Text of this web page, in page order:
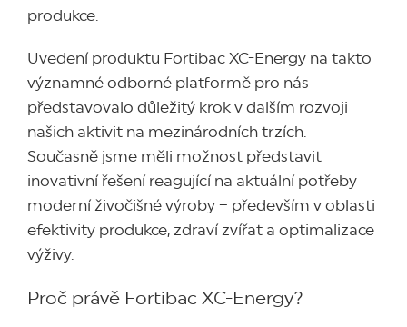
produkce.
Uvedení produktu Fortibac XC-Energy na takto
významné odborné platformě pro nás
představovalo důležitý krok v dalším rozvoji
našich aktivit na mezinárodních trzích.
Současně jsme měli možnost představit
inovativní řešení reagující na aktuální potřeby
moderní živočišné výroby – především v oblasti
efektivity produkce, zdraví zvířat a optimalizace
výživy.
Proč právě Fortibac XC-Energy?